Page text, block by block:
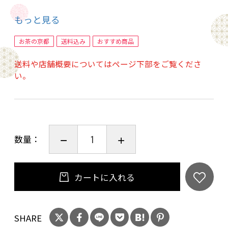
消費期限：到着後3日以内
もっと見る
お茶の京都 送料込み おすすめ商品
送料や店舗概要についてはページ下部をご覧くださ
い。
数量：
カートに入れる
SHARE